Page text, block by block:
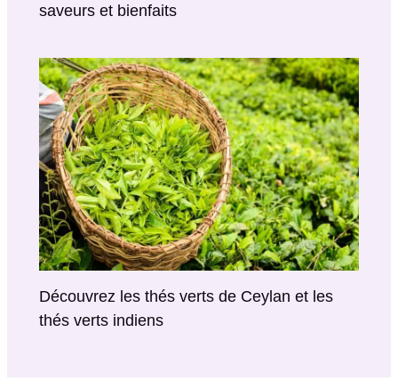
saveurs et bienfaits
Découvrez les thés verts de Ceylan et les
thés verts indiens